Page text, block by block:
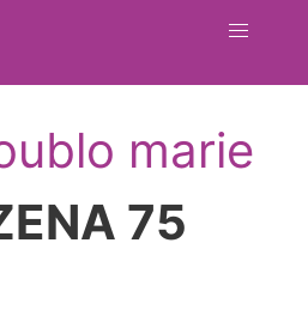
marie
75